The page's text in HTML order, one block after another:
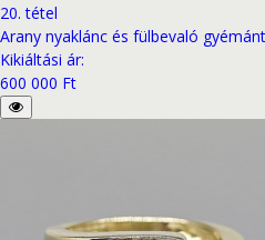
20. tétel
Arany nyaklánc és fülbevaló
Kikiáltási ár:
600 000 Ft